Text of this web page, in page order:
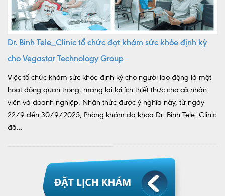
Dr. Binh Tele_Clinic tổ chức đợt khám sức khỏe định kỳ
cho Vegastar Technology Group
Việc tổ chức khám sức khỏe định kỳ cho người lao động là một
hoạt động quan trọng, mang lại lợi ích thiết thực cho cả nhân
viên và doanh nghiệp. Nhận thức được ý nghĩa này, từ ngày
22/9 đến 30/9/2025, Phòng khám đa khoa Dr. Binh Tele_Clinic
đã...